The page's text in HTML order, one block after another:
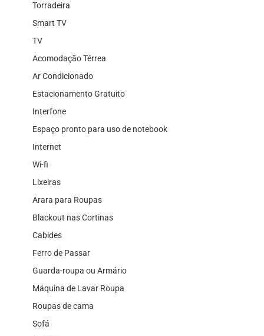
Torradeira
Smart TV
TV
Acomodação Térrea
Ar Condicionado
Estacionamento Gratuito
Interfone
Espaço pronto para uso de notebook
Internet
Wi-fi
Lixeiras
Arara para Roupas
Blackout nas Cortinas
Cabides
Ferro de Passar
Guarda-roupa ou Armário
Máquina de Lavar Roupa
Roupas de cama
Sofá